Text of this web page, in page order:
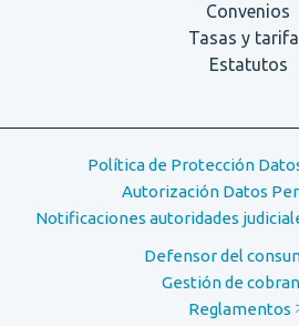
Convenios
Tasas y
Estatutos
Política de Protección
Autorización Datos
Notificaciones autoridades
Defensor del
Gestión de
Reglamentos